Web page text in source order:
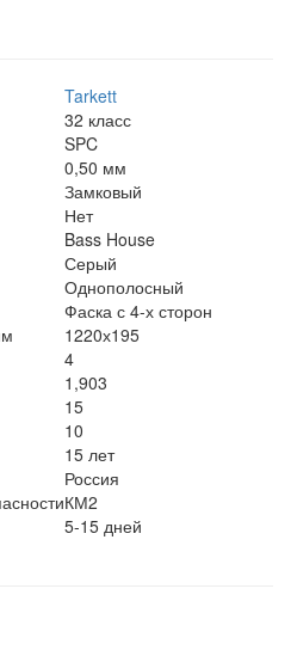
Tarkett
32 класс
SPC
0,50 мм
Замковый
Нет
Bass House
Серый
Однополосный
Фаска с 4-х сторон
1220х195
4
1,903
15
10
15 лет
Россия
КМ2
5-15 дней